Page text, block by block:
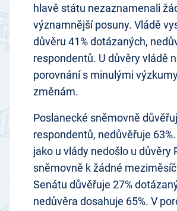
hlavě státu nezaznamenali
významnější posuny. Vládě
důvěru 41% dotázaných,
respondentů. U důvěry vládě
porovnání s minulými
změnám.
Poslanecké sněmovně
respondentů, nedůvěřuje
jako u vlády nedošlo u důvěry
sněmovně k žádné
Senátu důvěřuje 27%
nedůvěra dosahuje 65%. V